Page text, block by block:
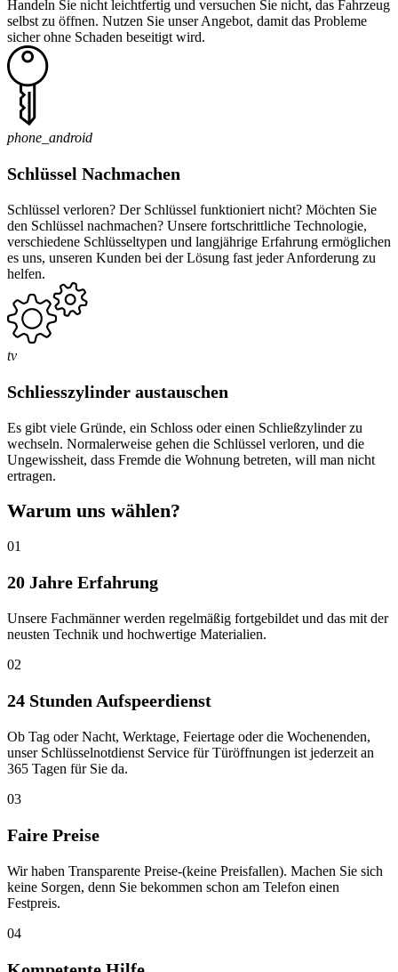
Handeln Sie nicht leichtfertig und versuchen Sie nicht, das Fahrzeug
selbst zu öffnen. Nutzen Sie unser Angebot, damit das Probleme
sicher ohne Schaden beseitigt wird.
phone_android
Schlüssel Nachmachen
Schlüssel verloren? Der Schlüssel funktioniert nicht? Möchten Sie
den Schlüssel nachmachen? Unsere fortschrittliche Technologie,
verschiedene Schlüsseltypen und langjährige Erfahrung ermöglichen
es uns, unseren Kunden bei der Lösung fast jeder Anforderung zu
helfen.
tv
Schliesszylinder austauschen
Es gibt viele Gründe, ein Schloss oder einen Schließzylinder zu
wechseln. Normalerweise gehen die Schlüssel verloren, und die
Ungewissheit, dass Fremde die Wohnung betreten, will man nicht
ertragen.
Warum uns wählen?
01
20 Jahre Erfahrung
Unsere Fachmänner werden regelmäßig fortgebildet und das mit der
neusten Technik und hochwertige Materialien.
02
24 Stunden Aufspeerdienst
Ob Tag oder Nacht, Werktage, Feiertage oder die Wochenenden,
unser Schlüsselnotdienst Service für Türöffnungen ist jederzeit an
365 Tagen für Sie da.
03
Faire Preise
Wir haben Transparente Preise-(keine Preisfallen). Machen Sie sich
keine Sorgen, denn Sie bekommen schon am Telefon einen
Festpreis.
04